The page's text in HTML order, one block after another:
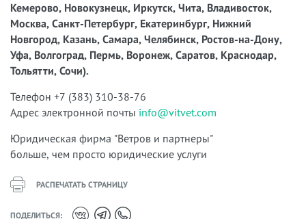
Кемерово, Новокузнецк, Иркутск, Чита, Владивосток,
Москва, Санкт-Петербург, Екатеринбург, Нижний
Новгород, Казань, Самара, Челябинск, Ростов-на-Дону,
Уфа, Волгоград, Пермь, Воронеж, Саратов, Краснодар,
Тольятти, Сочи).
Телефон +7 (383) 310-38-76
Адрес электронной почты info@vitvet.com
Юридическая фирма "Ветров и партнеры"
больше, чем просто юридические услуги
РАСПЕЧАТАТЬ СТРАНИЦУ
ПОДЕЛИТЬСЯ: